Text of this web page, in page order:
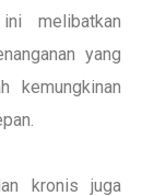
melibatkan
yang
kemungkinan
kronis juga